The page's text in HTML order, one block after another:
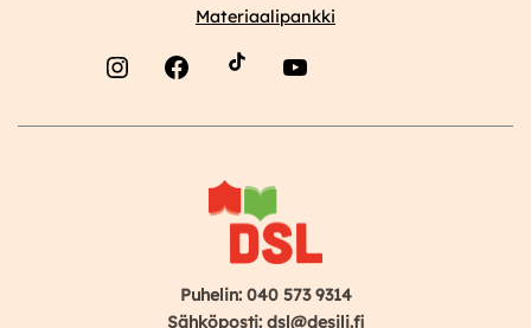
Materiaalipankki
Puhelin: 040 573 9314
Sähköposti: dsl@desili.fi